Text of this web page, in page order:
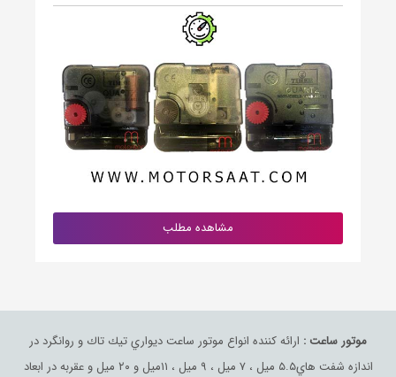
مشاهده مطلب
موتور ساعت : ارائه كننده انواع موتور ساعت ديواري تيك تاك و روانگرد در
اندازه شفت هاي٥.٥ ميل ، ٧ ميل ، ٩ ميل ، ١١ميل و ٢٠ ميل و عقربه در ابعاد